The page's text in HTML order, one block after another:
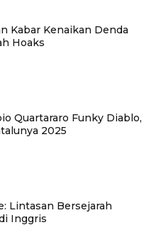
Kabar Kenaikan Denda
Hoaks
Quartararo Funky Diablo,
2025
Lintasan Bersejarah
Inggris